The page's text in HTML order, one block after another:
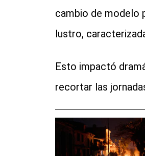
cambio de modelo
lustro,
Esto impactó
recortar las